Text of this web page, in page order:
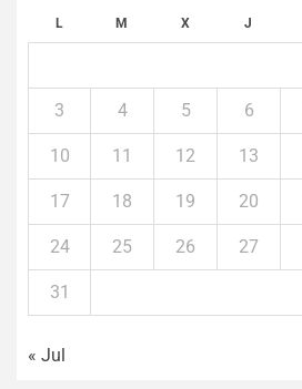
L M X J
3 4 5 6
10 11 12 13
17 18 19 20
24 25 26 27
31
« Jul